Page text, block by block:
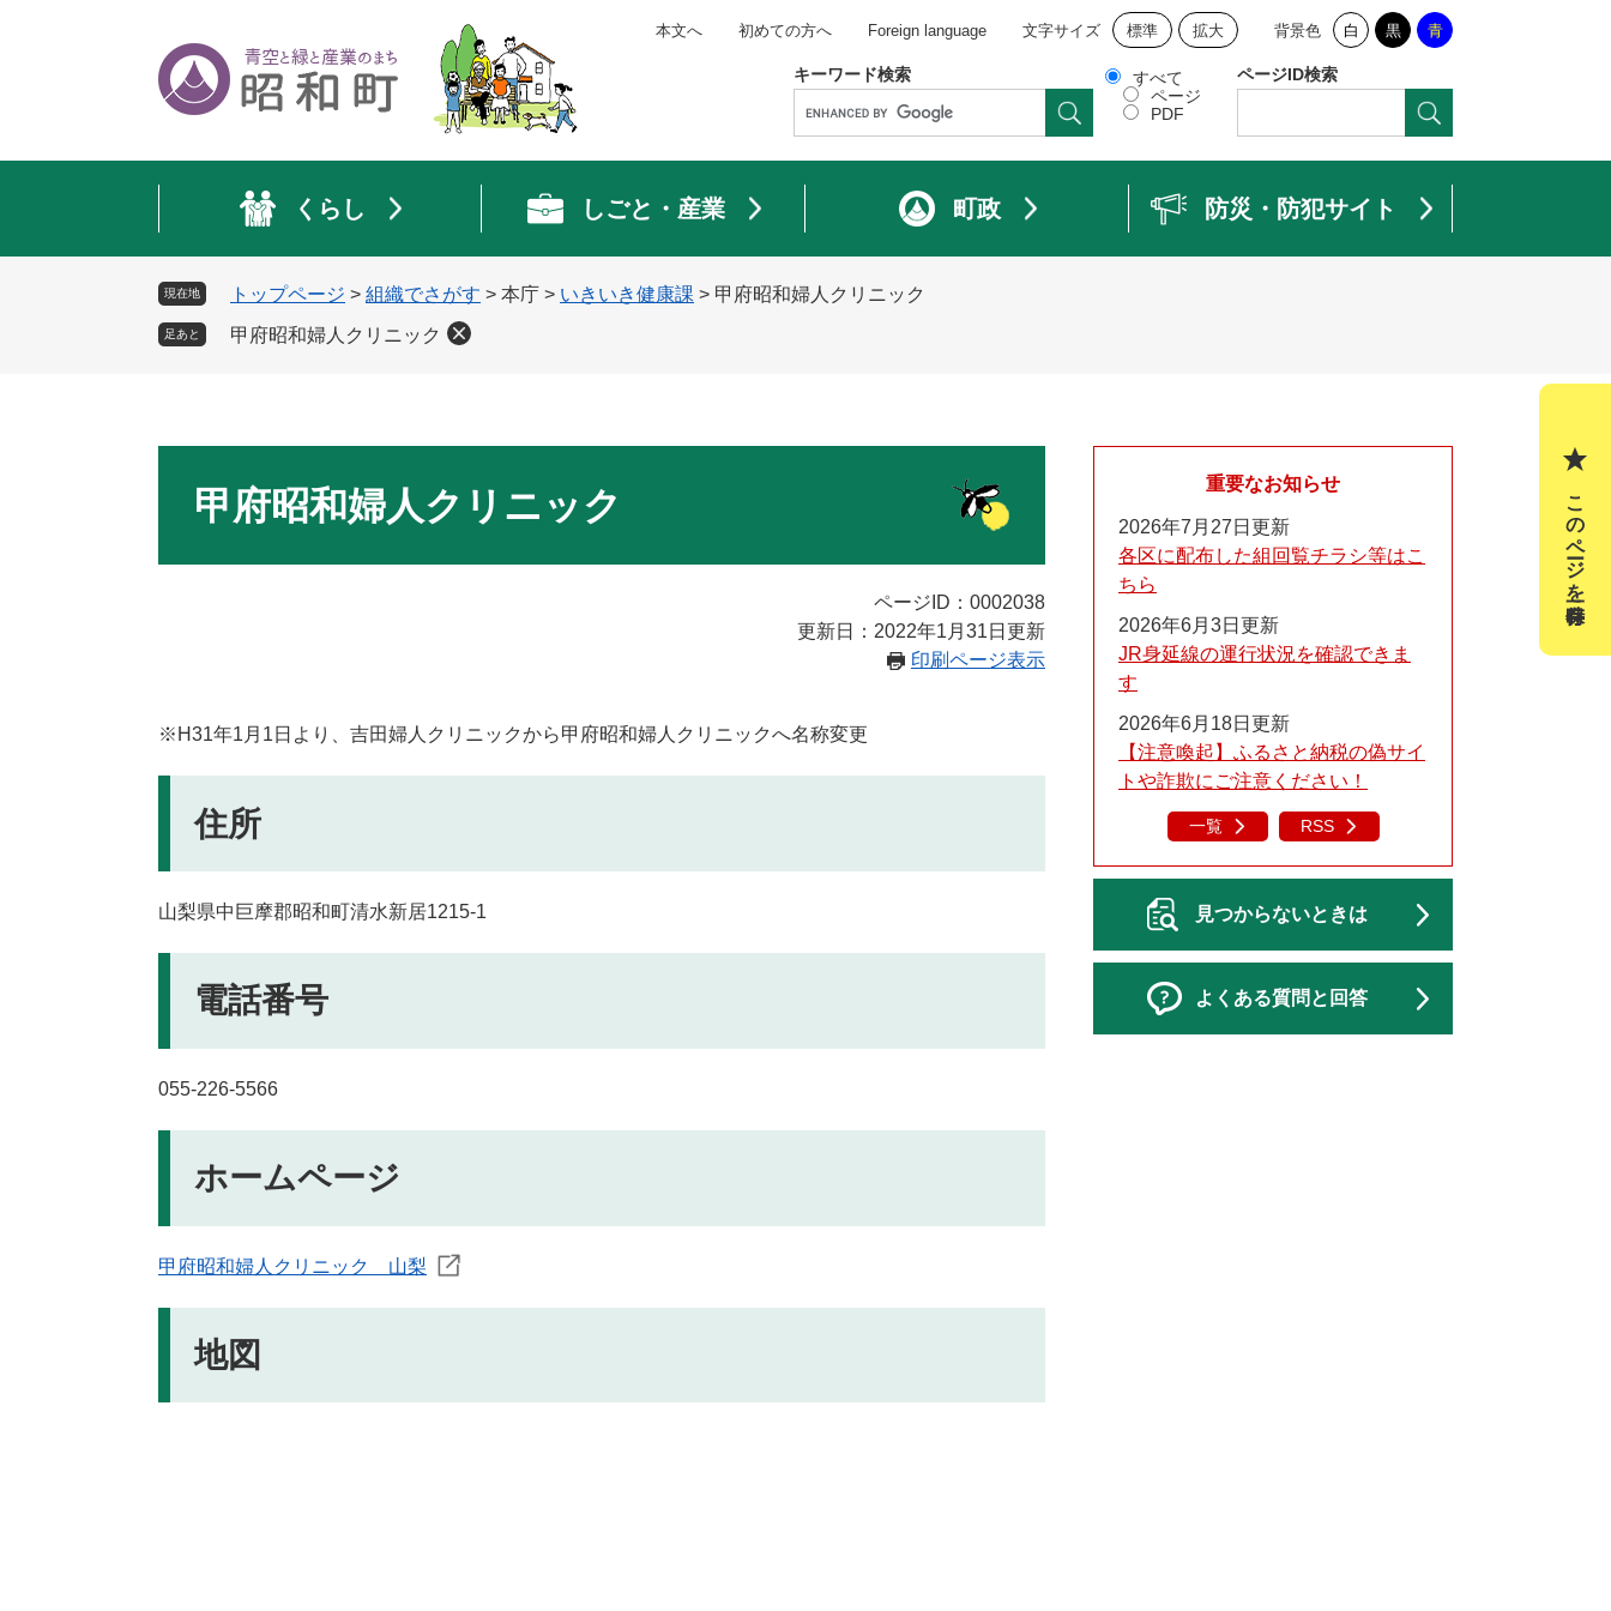
頭
飛
本文へ 初めての方へ Foreign language 文字サイズ 標準 拡大 背景色 白 黒 青
キーワード検索
すべて
ページ
PDF
ページID検索
くらし しごと・産業 町政 防災・防犯サイト
現在地 トップページ > 組織でさがす > 本庁 > いきいき健康課 > 甲府昭和婦人クリニック
足あと 甲府昭和婦人クリニック
甲府昭和婦人クリニック
ページID：0002038
更新日：2022年1月31日更新
印刷ページ表示
※H31年1月1日より、吉田婦人クリニックから甲府昭和婦人クリニックへ名称変更
住所
山梨県中巨摩郡昭和町清水新居1215-1
電話番号
055-226-5566
ホームページ
甲府昭和婦人クリニック 山梨
地図
重要なお知らせ
2026年7月27日更新
各区に配布した組回覧チラシ等はこ
ちら
2026年6月3日更新
JR身延線の運行状況を確認できま
す
2026年6月18日更新
【注意喚起】ふるさと納税の偽サイ
トや詐欺にご注意ください！
一覧 RSS
見つからないときは
よくある質問と回答
このページを一時保存